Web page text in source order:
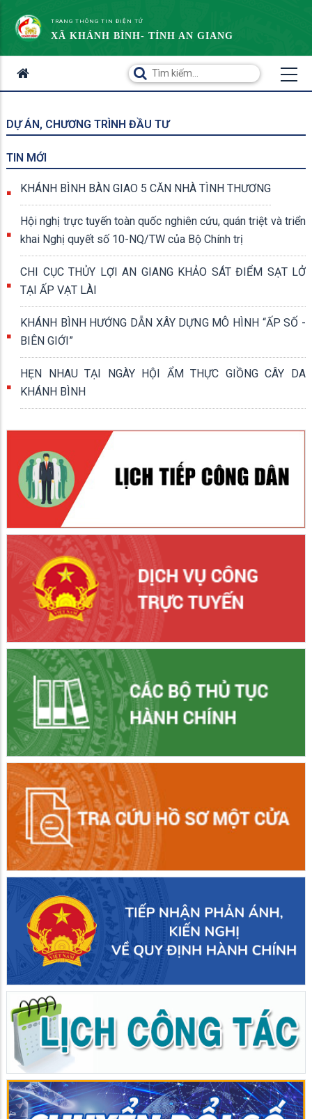
TRANG THÔNG TIN ĐIỆN TỬ
XÃ KHÁNH BÌNH- TỈNH AN GIANG
DỰ ÁN, CHƯƠNG TRÌNH ĐẦU TƯ
TIN MỚI
KHÁNH BÌNH BÀN GIAO 5 CĂN NHÀ TÌNH THƯƠNG
Hội nghị trực tuyến toàn quốc nghiên cứu, quán triệt và triển
khai Nghị quyết số 10-NQ/TW của Bộ Chính trị
CHI CỤC THỦY LỢI AN GIANG KHẢO SÁT ĐIỂM SẠT LỞ
TẠI ẤP VẠT LÀI
KHÁNH BÌNH HƯỚNG DẪN XÂY DỰNG MÔ HÌNH “ẤP SỐ -
BIÊN GIỚI”
HẸN NHAU TẠI NGÀY HỘI ẨM THỰC GIỒNG CÂY DA
KHÁNH BÌNH